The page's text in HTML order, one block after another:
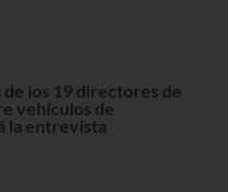
los 19 directores de
vehículos de
la entrevista